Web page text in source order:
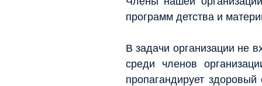
программ детства и
В задачи организации не
среди членов
пропагандирует